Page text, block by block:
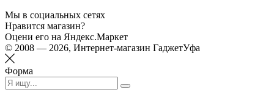
Мы в социальных сетях
Нравится магазин?
Оцени его на Яндекс.Маркет
© 2008 — 2026, Интернет-магазин ГаджетУфа
Форма